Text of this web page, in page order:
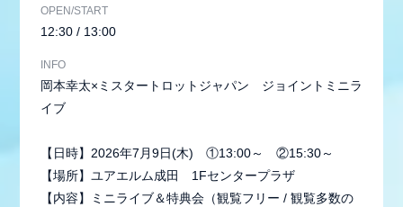
番組紹介
OPEN/START
12:30 / 13:00
INFO
岡本幸太×ミスタートロットジャパン ジョイントミニラ
イブ
【日時】2026年7月9日(木) ①13:00～ ②15:30～
【場所】ユアエルム成田 1Fセンタープラザ
【内容】ミニライブ＆特典会（観覧フリー / 観覧多数の